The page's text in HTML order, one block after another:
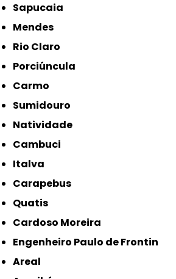
Sapucaia
Mendes
Rio Claro
Porciúncula
Carmo
Sumidouro
Natividade
Cambuci
Italva
Carapebus
Quatis
Cardoso Moreira
Engenheiro Paulo de Frontin
Areal